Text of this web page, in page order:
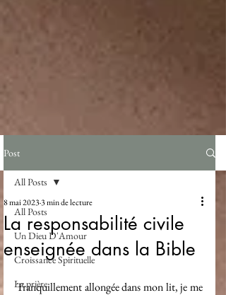
Post
All Posts
Un Dieu D'Amour
Croissance Spirituelle
La prière
All Posts
La responsabilité civile
enseignée dans la Bible
8 mai 20233 min de lecture
Tranquillement allongée dans mon lit, je me